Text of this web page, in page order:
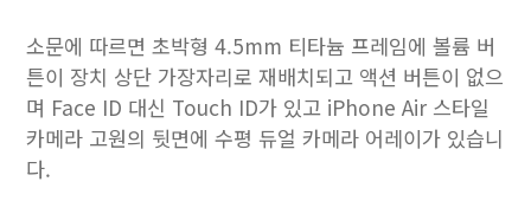
소문에 따르면 초박형 4.5mm 티타늄 프레임에 볼륨 버
튼이 장치 상단 가장자리로 재배치되고 액션 버튼이 없으
며 Face ID 대신 Touch ID가 있고 iPhone Air 스타일
카메라 고원의 뒷면에 수평 듀얼 카메라 어레이가 있습니
다.